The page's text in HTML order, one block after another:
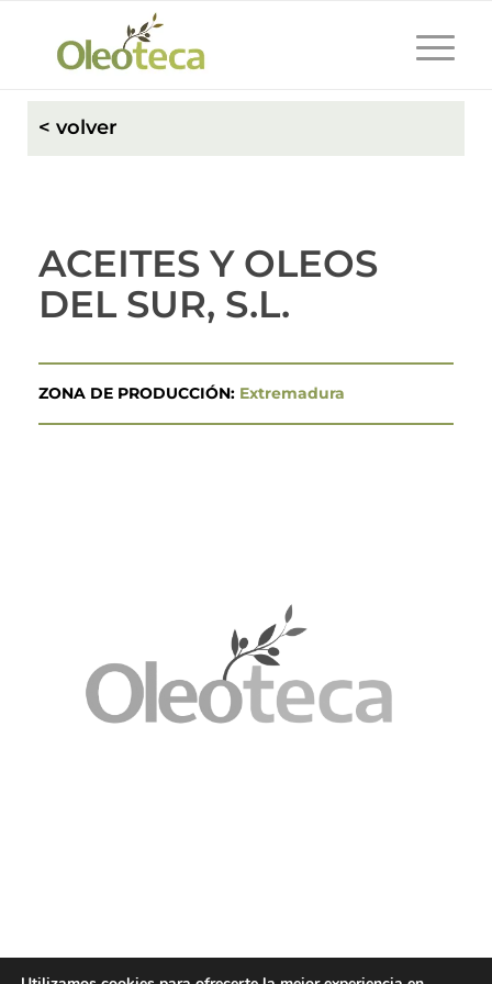
< volver
ACEITES Y OLEOS
DEL SUR, S.L.
ZONA DE PRODUCCIÓN: Extremadura